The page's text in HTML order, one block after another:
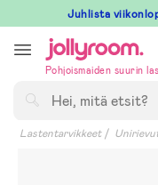
till
innehållet
Juhlista
Pohjoismaiden suurin
Lastentarvikkeet